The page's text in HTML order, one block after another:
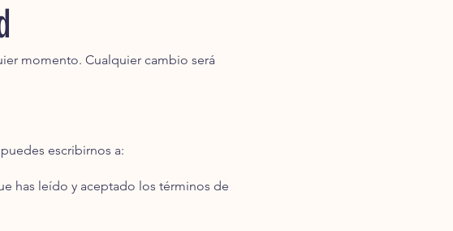
momento. Cualquier cambio será
escribirnos a:
has leído y aceptado los términos de